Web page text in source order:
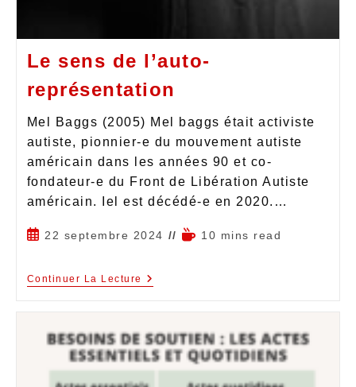
Le sens de l’auto-
représentation
Mel Baggs (2005) Mel baggs était activiste
autiste, pionnier-e du mouvement autiste
américain dans les années 90 et co-
fondateur-e du Front de Libération Autiste
américain. Iel est décédé-e en 2020.…
22 septembre 2024 10 mins read
Continuer La Lecture